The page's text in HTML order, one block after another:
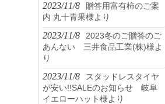
2023/11/8
贈答用富有柿のご案
内 丸十青果様より
2023/11/8
2023冬のご贈答のご
あんない 三井食品工業(株)様よ
り
2023/11/8
スタッドレスタイヤ
が安い!!SALEのお知らせ 岐阜
イエローハット様より